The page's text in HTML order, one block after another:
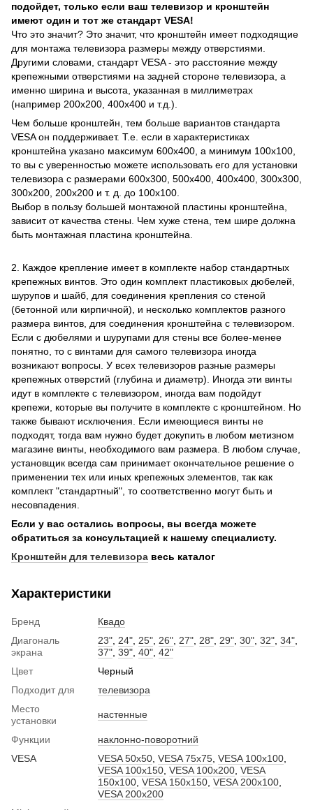
подойдет, только если ваш телевизор и кронштейн
имеют один и тот же стандарт VESA!
Что это значит? Это значит, что кронштейн имеет подходящие
для монтажа телевизора размеры между отверстиями.
Другими словами, стандарт VESA - это расстояние между
крепежными отверстиями на задней стороне телевизора, а
именно ширина и высота, указанная в миллиметрах
(например 200х200, 400х400 и т.д.).
Чем больше кронштейн, тем больше вариантов стандарта
VESA он поддерживает. Т.е. если в характеристиках
кронштейна указано максимум 600х400, а минимум 100х100,
то вы с уверенностью можете использовать его для установки
телевизора с размерами 600х300, 500х400, 400х400, 300х300,
300х200, 200х200 и т. д. до 100х100.
Выбор в пользу большей монтажной пластины кронштейна,
зависит от качества стены. Чем хуже стена, тем шире должна
быть монтажная пластина кронштейна.
2. Каждое крепление имеет в комплекте набор стандартных
крепежных винтов. Это один комплект пластиковых дюбелей,
шурупов и шайб, для соединения крепления со стеной
(бетонной или кирпичной), и несколько комплектов разного
размера винтов, для соединения кронштейна с телевизором.
Если с дюбелями и шурупами для стены все более-менее
понятно, то с винтами для самого телевизора иногда
возникают вопросы. У всех телевизоров разные размеры
крепежных отверстий (глубина и диаметр). Иногда эти винты
идут в комплекте с телевизором, иногда вам подойдут
крепежи, которые вы получите в комплекте с кронштейном. Но
также бывают исключения. Если имеющиеся винты не
подходят, тогда вам нужно будет докупить в любом метизном
магазине винты, необходимого вам размера. В любом случае,
установщик всегда сам принимает окончательное решение о
применении тех или иных крепежных элементов, так как
комплект "стандартный", то соответственно могут быть и
несовпадения.
Если у вас остались вопросы, вы всегда можете
обратиться за консультацией к нашему специалисту.
Кронштейн для телевизора весь каталог
Характеристики
Бренд
Квадо
Диагональ
экрана
23" 24" 25" 26" 27" 28" 29" 30" 32" 34"
37" 39" 40" 42"
Цвет
Черный
Подходит для
телевизора
Место
установки
настенные
Функции
наклонно-поворотний
VESA
VESA 50x50 VESA 75x75 VESA 100x100
VESA 100x150 VESA 100x200 VESA
150x100 VESA 150x150 VESA 200x100
VESA 200x200